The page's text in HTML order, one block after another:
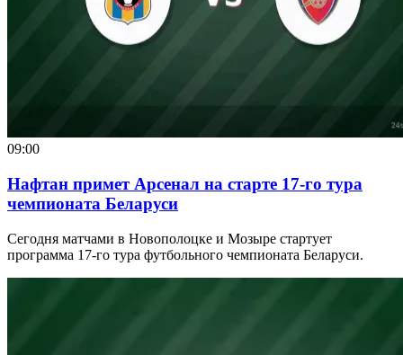
09:00
Нафтан примет Арсенал на старте 17-го тура
чемпионата Беларуси
Сегодня матчами в Новополоцке и Мозыре стартует
программа 17-го тура футбольного чемпионата Беларуси.